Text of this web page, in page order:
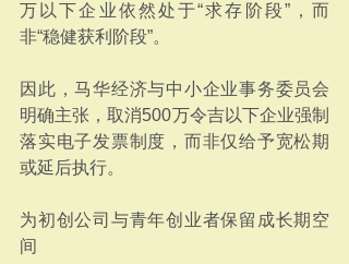
万以下企业依然处于“求存阶段”，而
非“稳健获利阶段”。
因此，马华经济与中小企业事务委员会
明确主张，取消500万令吉以下企业强制
落实电子发票制度，而非仅给予宽松期
或延后执行。
为初创公司与青年创业者保留成长期空
间